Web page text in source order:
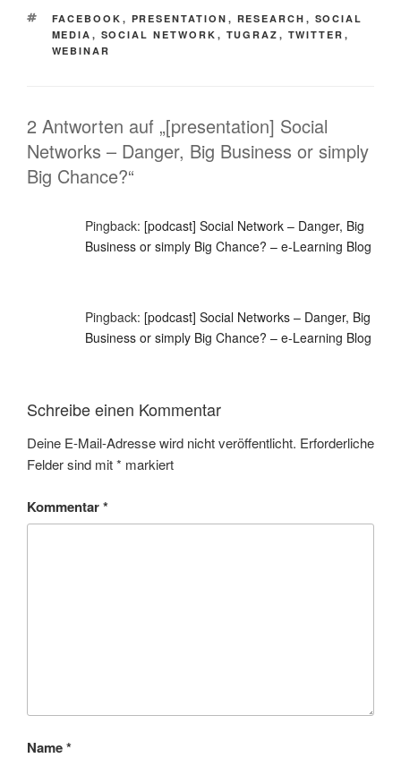
SCHLAGWÖRTER
FACEBOOK , PRESENTATION , RESEARCH , SOCIAL
MEDIA , SOCIAL NETWORK , TUGRAZ , TWITTER ,
WEBINAR
2 Antworten auf „[presentation] Social
Networks – Danger, Big Business or simply
Big Chance?“
Pingback: [podcast] Social Network – Danger, Big
Business or simply Big Chance? – e-Learning Blog
Pingback: [podcast] Social Networks – Danger, Big
Business or simply Big Chance? – e-Learning Blog
Schreibe einen Kommentar
Deine E-Mail-Adresse wird nicht veröffentlicht. Erforderliche
Felder sind mit* markiert
Kommentar*
Name*